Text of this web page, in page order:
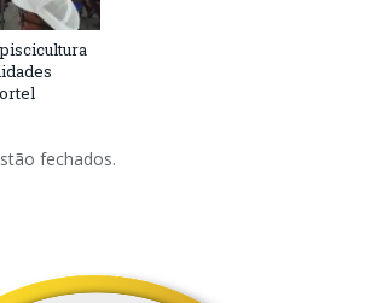
fechados.